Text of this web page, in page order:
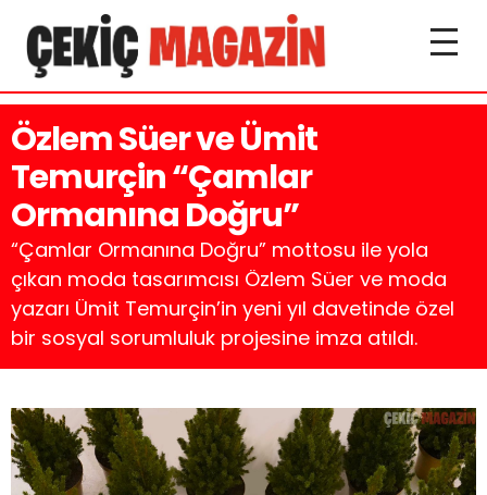
Özlem Süer ve Ümit
Temurçin “Çamlar
Ormanına Doğru”
“Çamlar Ormanına Doğru” mottosu ile yola
çıkan moda tasarımcısı Özlem Süer ve moda
yazarı Ümit Temurçin’in yeni yıl davetinde özel
bir sosyal sorumluluk projesine imza atıldı.